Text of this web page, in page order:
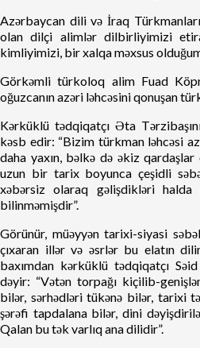
Azərbaycan dili və İraq
olan dilçi alimlər dilbirliyimizi
kimliyimizi, bir xalqa məxsus
Görkəmli türkoloq alim Fuad
oğuzcanın azəri ləhcəsini qonuşan
Kərküklü tədqiqatçı Əta
kəsb edir: “Bizim türkman ləhcəsi
daha yaxın, bəlkə də əkiz
uzun bir tarix boyunca çeşidli
xəbərsiz olaraq gəlişdikləri halda
bilinməmişdir”.
Görünür, müəyyən tarixi-siyasi
çıxaran illər və əsrlər bu elatın
baxımdan kərküklü tədqiqatçı
dəyir: “Vətən torpağı kiçilib-
bilər, sərhədləri tükənə bilər, tarixi
şərəfi tapdalana bilər, dini
Qalan bu tək varlıq ana dilidir”.